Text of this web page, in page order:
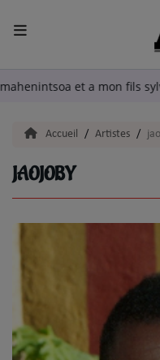
mahenintsoa et a
ACCUEIL
LA RADIO
ARTISTES
TITRES DIFFUSÉS
QUI SOMMES NOUS?
podcast
Accueil Artistes
JAOJOBY